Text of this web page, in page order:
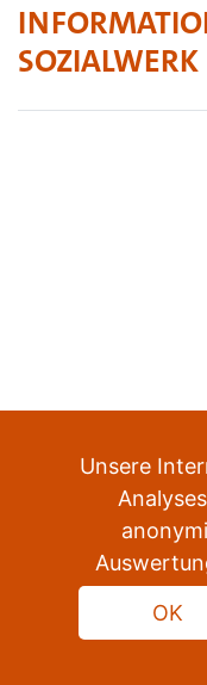
SOZIALWERK
Unsere
OK